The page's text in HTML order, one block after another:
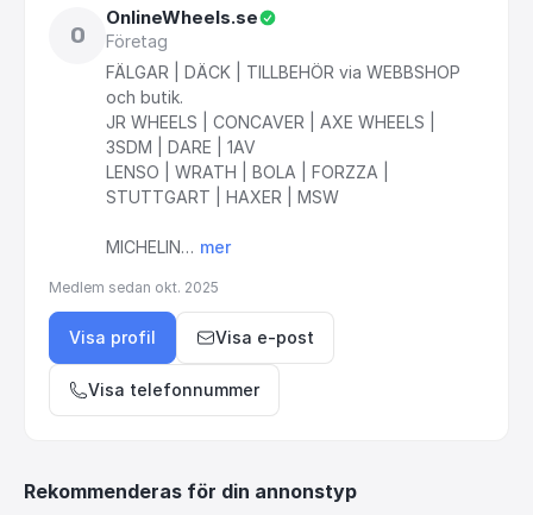
O
OnlineWheels.se
Företag
FÄLGAR
DÄCK TILLBEHÖR via WEBBSHOP
och butik.
JR WHEELS CONCAVER AXE WHEELS
3SDM
DARE
1AV
LENSO
WRATH BOLA FORZZA
STUTTGART
HAXER MSW
MICHELIN… mer
Medlem sedan okt. 2025
Visa profil Visa e-post
Visa telefonnummer
Rekommenderas för din annonstyp